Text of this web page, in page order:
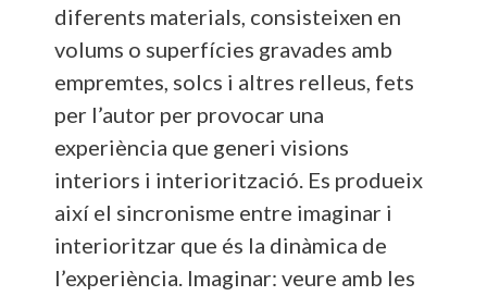
diferents materials, consisteixen en
volums o superfícies gravades amb
empremtes, solcs i altres relleus, fets
per l’autor per provocar una
experiència que generi visions
interiors i interiorització. Es produeix
així el sincronisme entre imaginar i
interioritzar que és la dinàmica de
l’experiència. Imaginar: veure amb les